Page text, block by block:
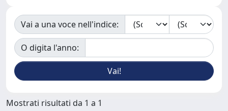
Vai a una voce nell'indice:
O digita l'anno:
Mostrati risultati da 1 a 1